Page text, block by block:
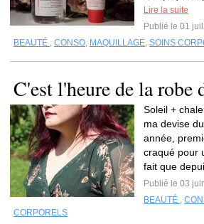
Lire la suite
Publié le 01
BEAUTÉ , CONSO, MAQUILLAGE, SOINS
C'est l'heure de la robe
Soleil +
ma devise
année,
craqué pour
fait que
Publié le 03
BEAUTÉ ,
CORPORELS